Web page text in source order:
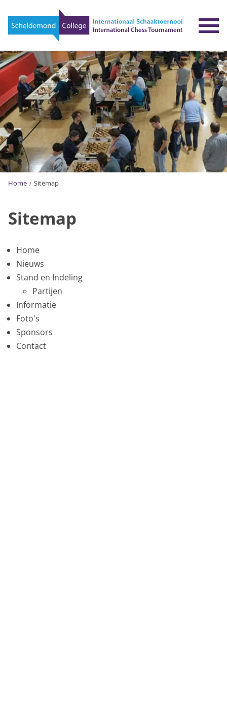
Home Sitemap
Sitemap
Home
Nieuws
Stand en Indeling
Partijen
Informatie
Foto's
Sponsors
Contact